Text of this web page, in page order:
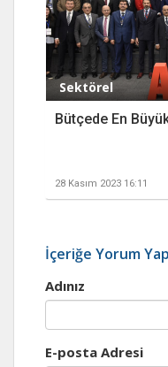
Sektörel
Bütçede En
28 Kasım 2023 16:11
İçeriğe Yorum
Adınız
E-posta Adresi